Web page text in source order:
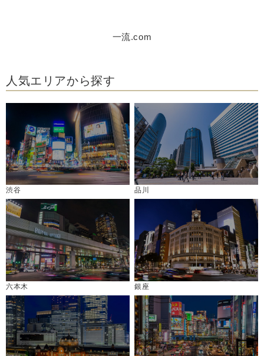
一流.com
人気エリアから探す
渋谷 品川
六本木 銀座